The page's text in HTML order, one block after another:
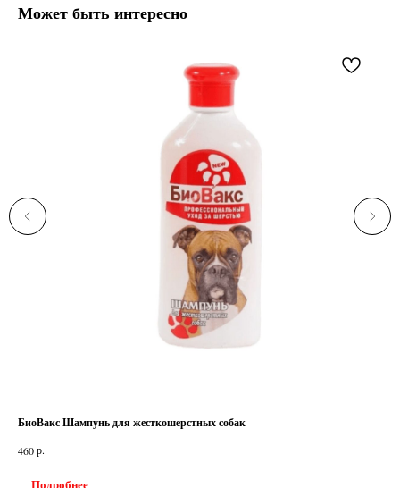
Может быть интересно
БиоВакс Шампунь для жесткошерстных собак
460р.
Подробнее